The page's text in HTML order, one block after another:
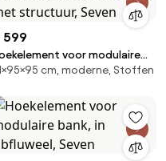
599
voor modulaire
in fluweel met structuur,
cm, moderne, Stoffen